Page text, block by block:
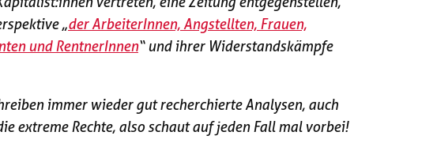
„der ArbeiterInnen, Angstellten, Frauen,
und RentnerInnen“ und ihrer Widerstandskämpfe
immer wieder gut recherchierte Analysen, auch
extreme Rechte, also schaut auf jeden Fall mal vorbei!